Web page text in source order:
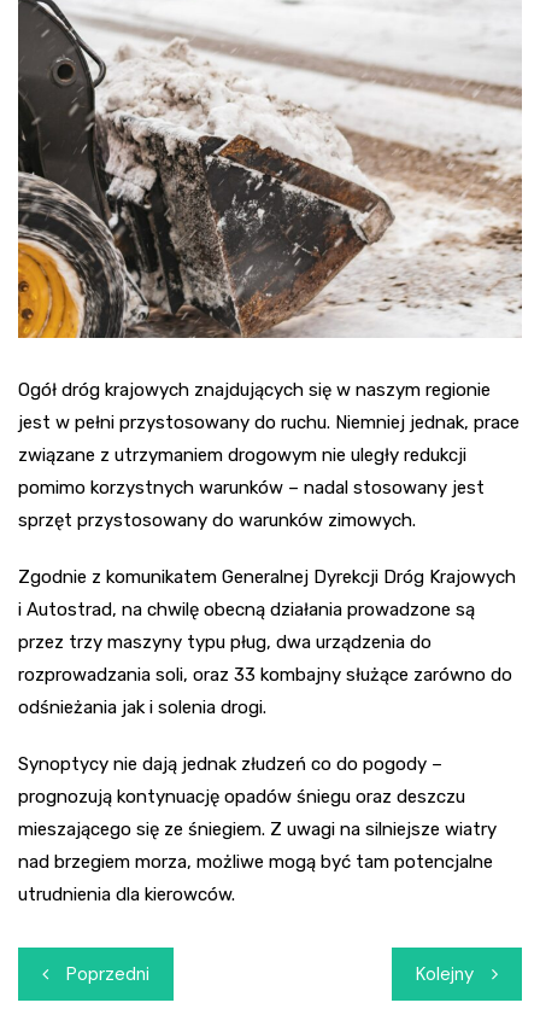
Ogół dróg krajowych znajdujących się w naszym regionie
jest w pełni przystosowany do ruchu. Niemniej jednak, prace
związane z utrzymaniem drogowym nie uległy redukcji
pomimo korzystnych warunków – nadal stosowany jest
sprzęt przystosowany do warunków zimowych.
Zgodnie z komunikatem Generalnej Dyrekcji Dróg Krajowych
i Autostrad, na chwilę obecną działania prowadzone są
przez trzy maszyny typu pług, dwa urządzenia do
rozprowadzania soli, oraz 33 kombajny służące zarówno do
odśnieżania jak i solenia drogi.
Synoptycy nie dają jednak złudzeń co do pogody –
prognozują kontynuację opadów śniegu oraz deszczu
mieszającego się ze śniegiem. Z uwagi na silniejsze wiatry
nad brzegiem morza, możliwe mogą być tam potencjalne
utrudnienia dla kierowców.
Nawigacja
wpisu
Poprzedni Kolejny